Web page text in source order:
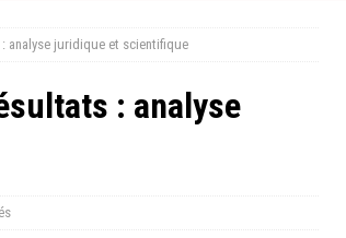
analyse juridique et scientifique
: analyse